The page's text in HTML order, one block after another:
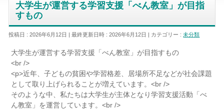
大学生が運営する学習支援「べん教室」が目指
すもの
投稿日 : 2026年6月12日 最終更新日時 : 2026年6月12日 カテゴリー :未分類
大学生が運営する学習支援「べん教室」が目指すもの
<br />
<p>近年、子どもの貧困や学習格差、居場所不足などが社会課題
として取り上げられることが増えています。<br />
そのような中、私たちは大学生が主体となり学習支援活動「べ
ん教室」を運営しています。<br />